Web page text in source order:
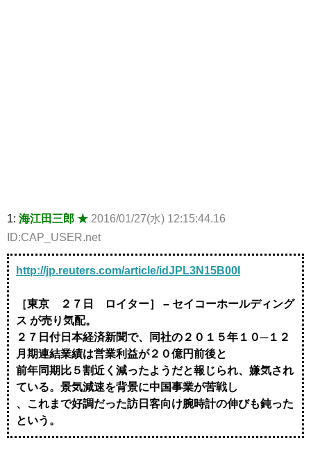
1: 海江田三郎 ★ 2016/01/27(水) 12:15:44.16
ID:CAP_USER.net
http://jp.reuters.com/article/idJPL3N15B00I
［東京 ２７日 ロイター］ – セイコーホールディング
ス が売り気配。
２７日付日本経済新聞で、同社の２０１５年１０─１２
月期連結業績は営業利益が２０億円前後と
前年同期比５割近く減ったようだと報じられ、嫌気され
ている。景気減速を背景に中国事業が苦戦し
、これまで好調だった訪日客向け腕時計の伸びも鈍った
という。